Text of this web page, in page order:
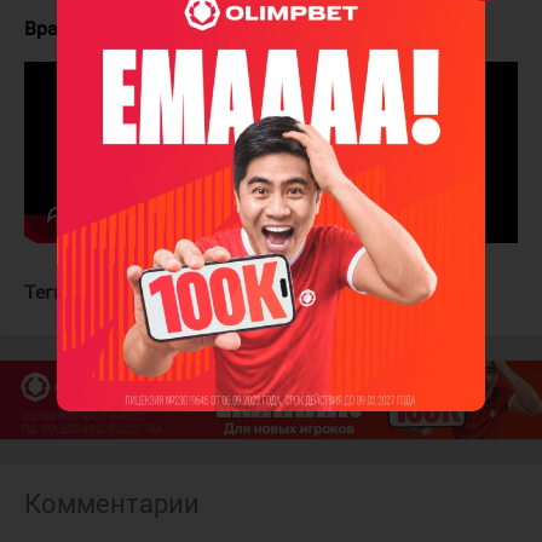
Вратари: Сарос - Лайон
Теги: Нэшвилл Предаторз Детройт Ред Уингз
Комментарии